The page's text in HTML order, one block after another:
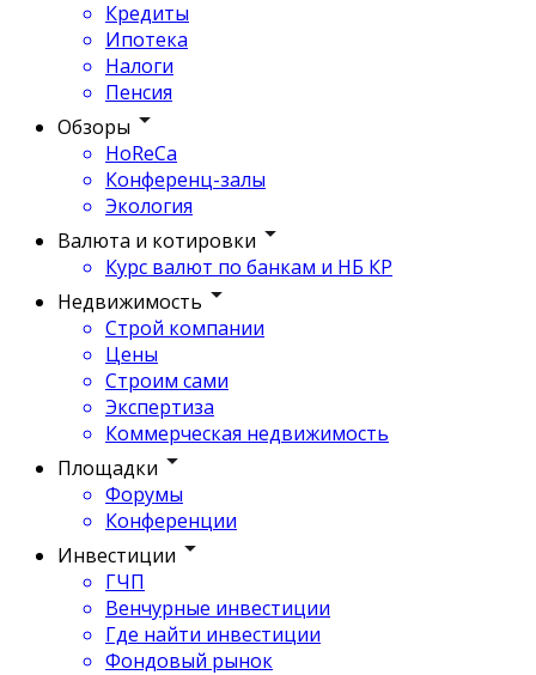
Кредиты
Ипотека
Налоги
Пенсия
Обзоры
HoReCa
Конференц-залы
Экология
Валюта и котировки
Курс валют по банкам и НБ КР
Недвижимость
Строй компании
Цены
Строим сами
Экспертиза
Коммерческая недвижимость
Площадки
Форумы
Конференции
Инвестиции
ГЧП
Венчурные инвестиции
Где найти инвестиции
Фондовый рынок